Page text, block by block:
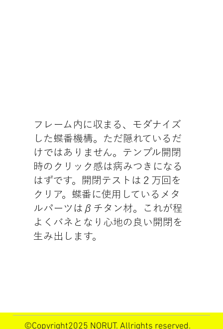
フレーム内に収まる、モダナイズ
した蝶番機構。ただ隠れているだ
けではありません。テンプル開閉
時のクリック感は病みつきになる
はずです。開閉テストは２万回を
クリア。蝶番に使用しているメタ
ルパーツはβチタン材。これが程
よくバネとなり心地の良い開閉を
生み出します。
©Copyright2025 NORUT. Allrights reserved.